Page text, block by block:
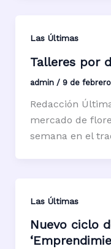
Las Últimas
Talleres por
admin / 9 de
Redacción
mercado de
semana en el
Las Últimas
Nuevo ciclo